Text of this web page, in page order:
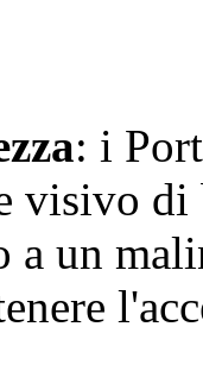
: i
visivo
a un